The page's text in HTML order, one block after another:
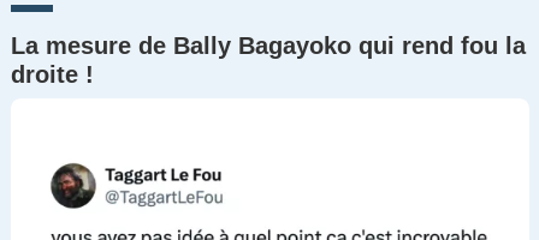
La mesure de Bally Bagayoko qui rend fou la
droite !